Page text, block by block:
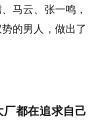
马云、张一鸣，
的男人，做出了
都在追求自己